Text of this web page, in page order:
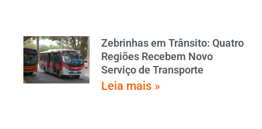
Zebrinhas em Trânsito: Quatro
Regiões Recebem Novo
Serviço de Transporte
Leia mais »